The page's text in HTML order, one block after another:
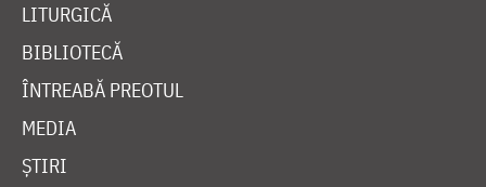
LITURGICĂ
BIBLIOTECĂ
ÎNTREABĂ PREOTUL
MEDIA
ȘTIRI